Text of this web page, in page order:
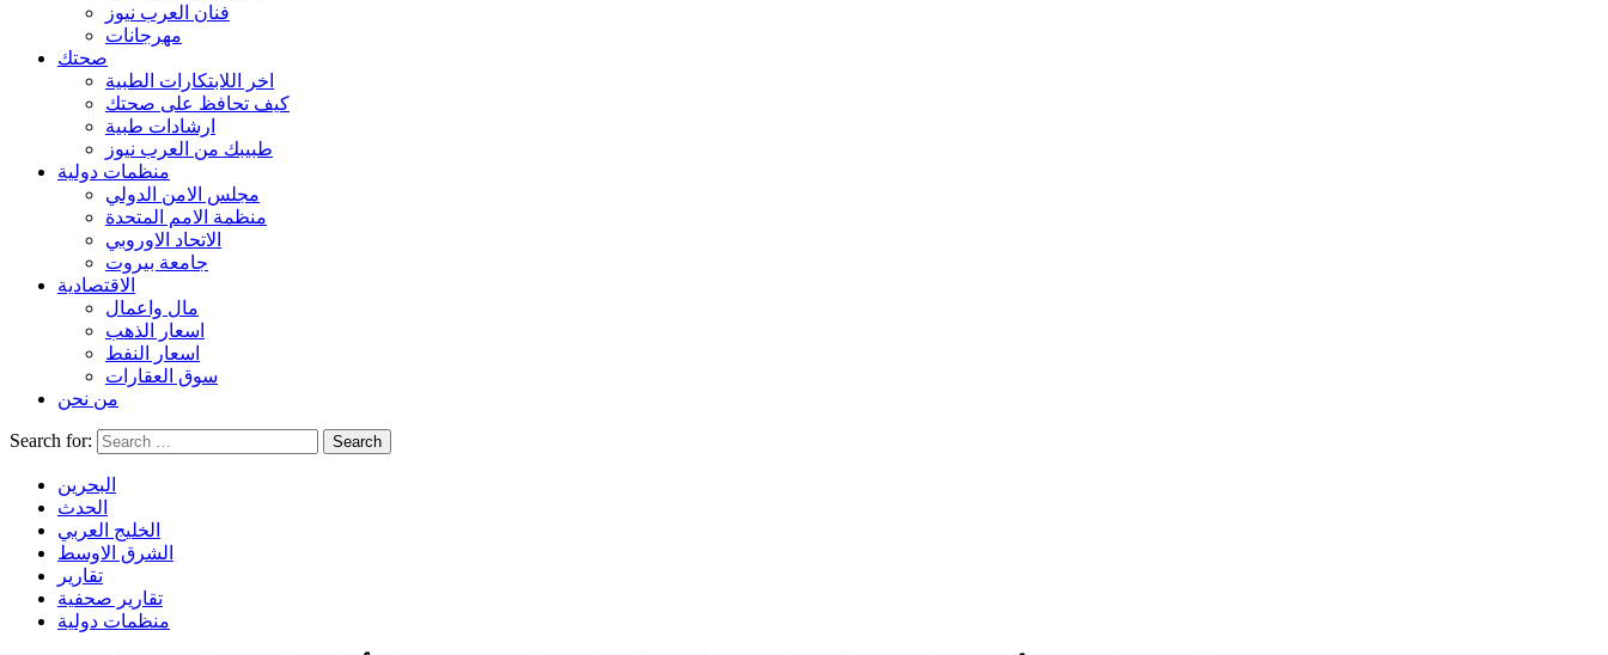
فنان العرب نيوز
مهرجانات
صحتك
اخر اللابتكارات الطبية
كيف تحافظ على صحتك
ارشادات طبية
طبيبك من العرب نيوز
منظمات دولية
مجلس الامن الدولي
منظمة الامم المتحدة
الاتحاد الاوروبي
جامعة بيروت
الاقتصادية
مال واعمال
اسعار الذهب
اسعار النفط
سوق العقارات
من نحن
Search for:
البحرين
الحدث
الخليج العربي
الشرق الاوسط
تقارير
تقارير صحفية
منظمات دولية